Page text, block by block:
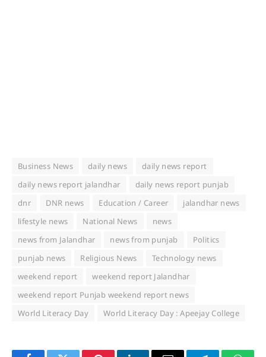
Business News daily news
daily news report
daily news report jalandhar
daily news report punjab
dnr
DNR news Education / Career
jalandhar news
lifestyle news
National News
news
news from Jalandhar
news from punjab
Politics
punjab news
Religious News
Technology news
weekend report
weekend report Jalandhar
weekend report Punjab weekend report news
World Literacy Day
World Literacy Day : Apeejay College